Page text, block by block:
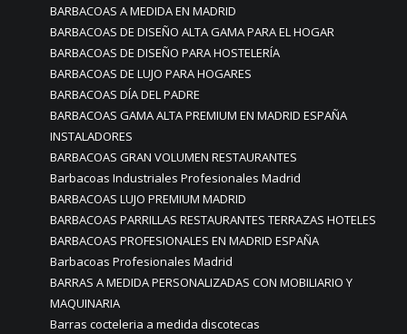
BARBACOAS A MEDIDA EN MADRID
BARBACOAS DE DISEÑO ALTA GAMA PARA EL HOGAR
BARBACOAS DE DISEÑO PARA HOSTELERÍA
BARBACOAS DE LUJO PARA HOGARES
BARBACOAS DÍA DEL PADRE
BARBACOAS GAMA ALTA PREMIUM EN MADRID ESPAÑA
INSTALADORES
BARBACOAS GRAN VOLUMEN RESTAURANTES
Barbacoas Industriales Profesionales Madrid
BARBACOAS LUJO PREMIUM MADRID
BARBACOAS PARRILLAS RESTAURANTES TERRAZAS HOTELES
BARBACOAS PROFESIONALES EN MADRID ESPAÑA
Barbacoas Profesionales Madrid
BARRAS A MEDIDA PERSONALIZADAS CON MOBILIARIO Y
MAQUINARIA
Barras cocteleria a medida discotecas